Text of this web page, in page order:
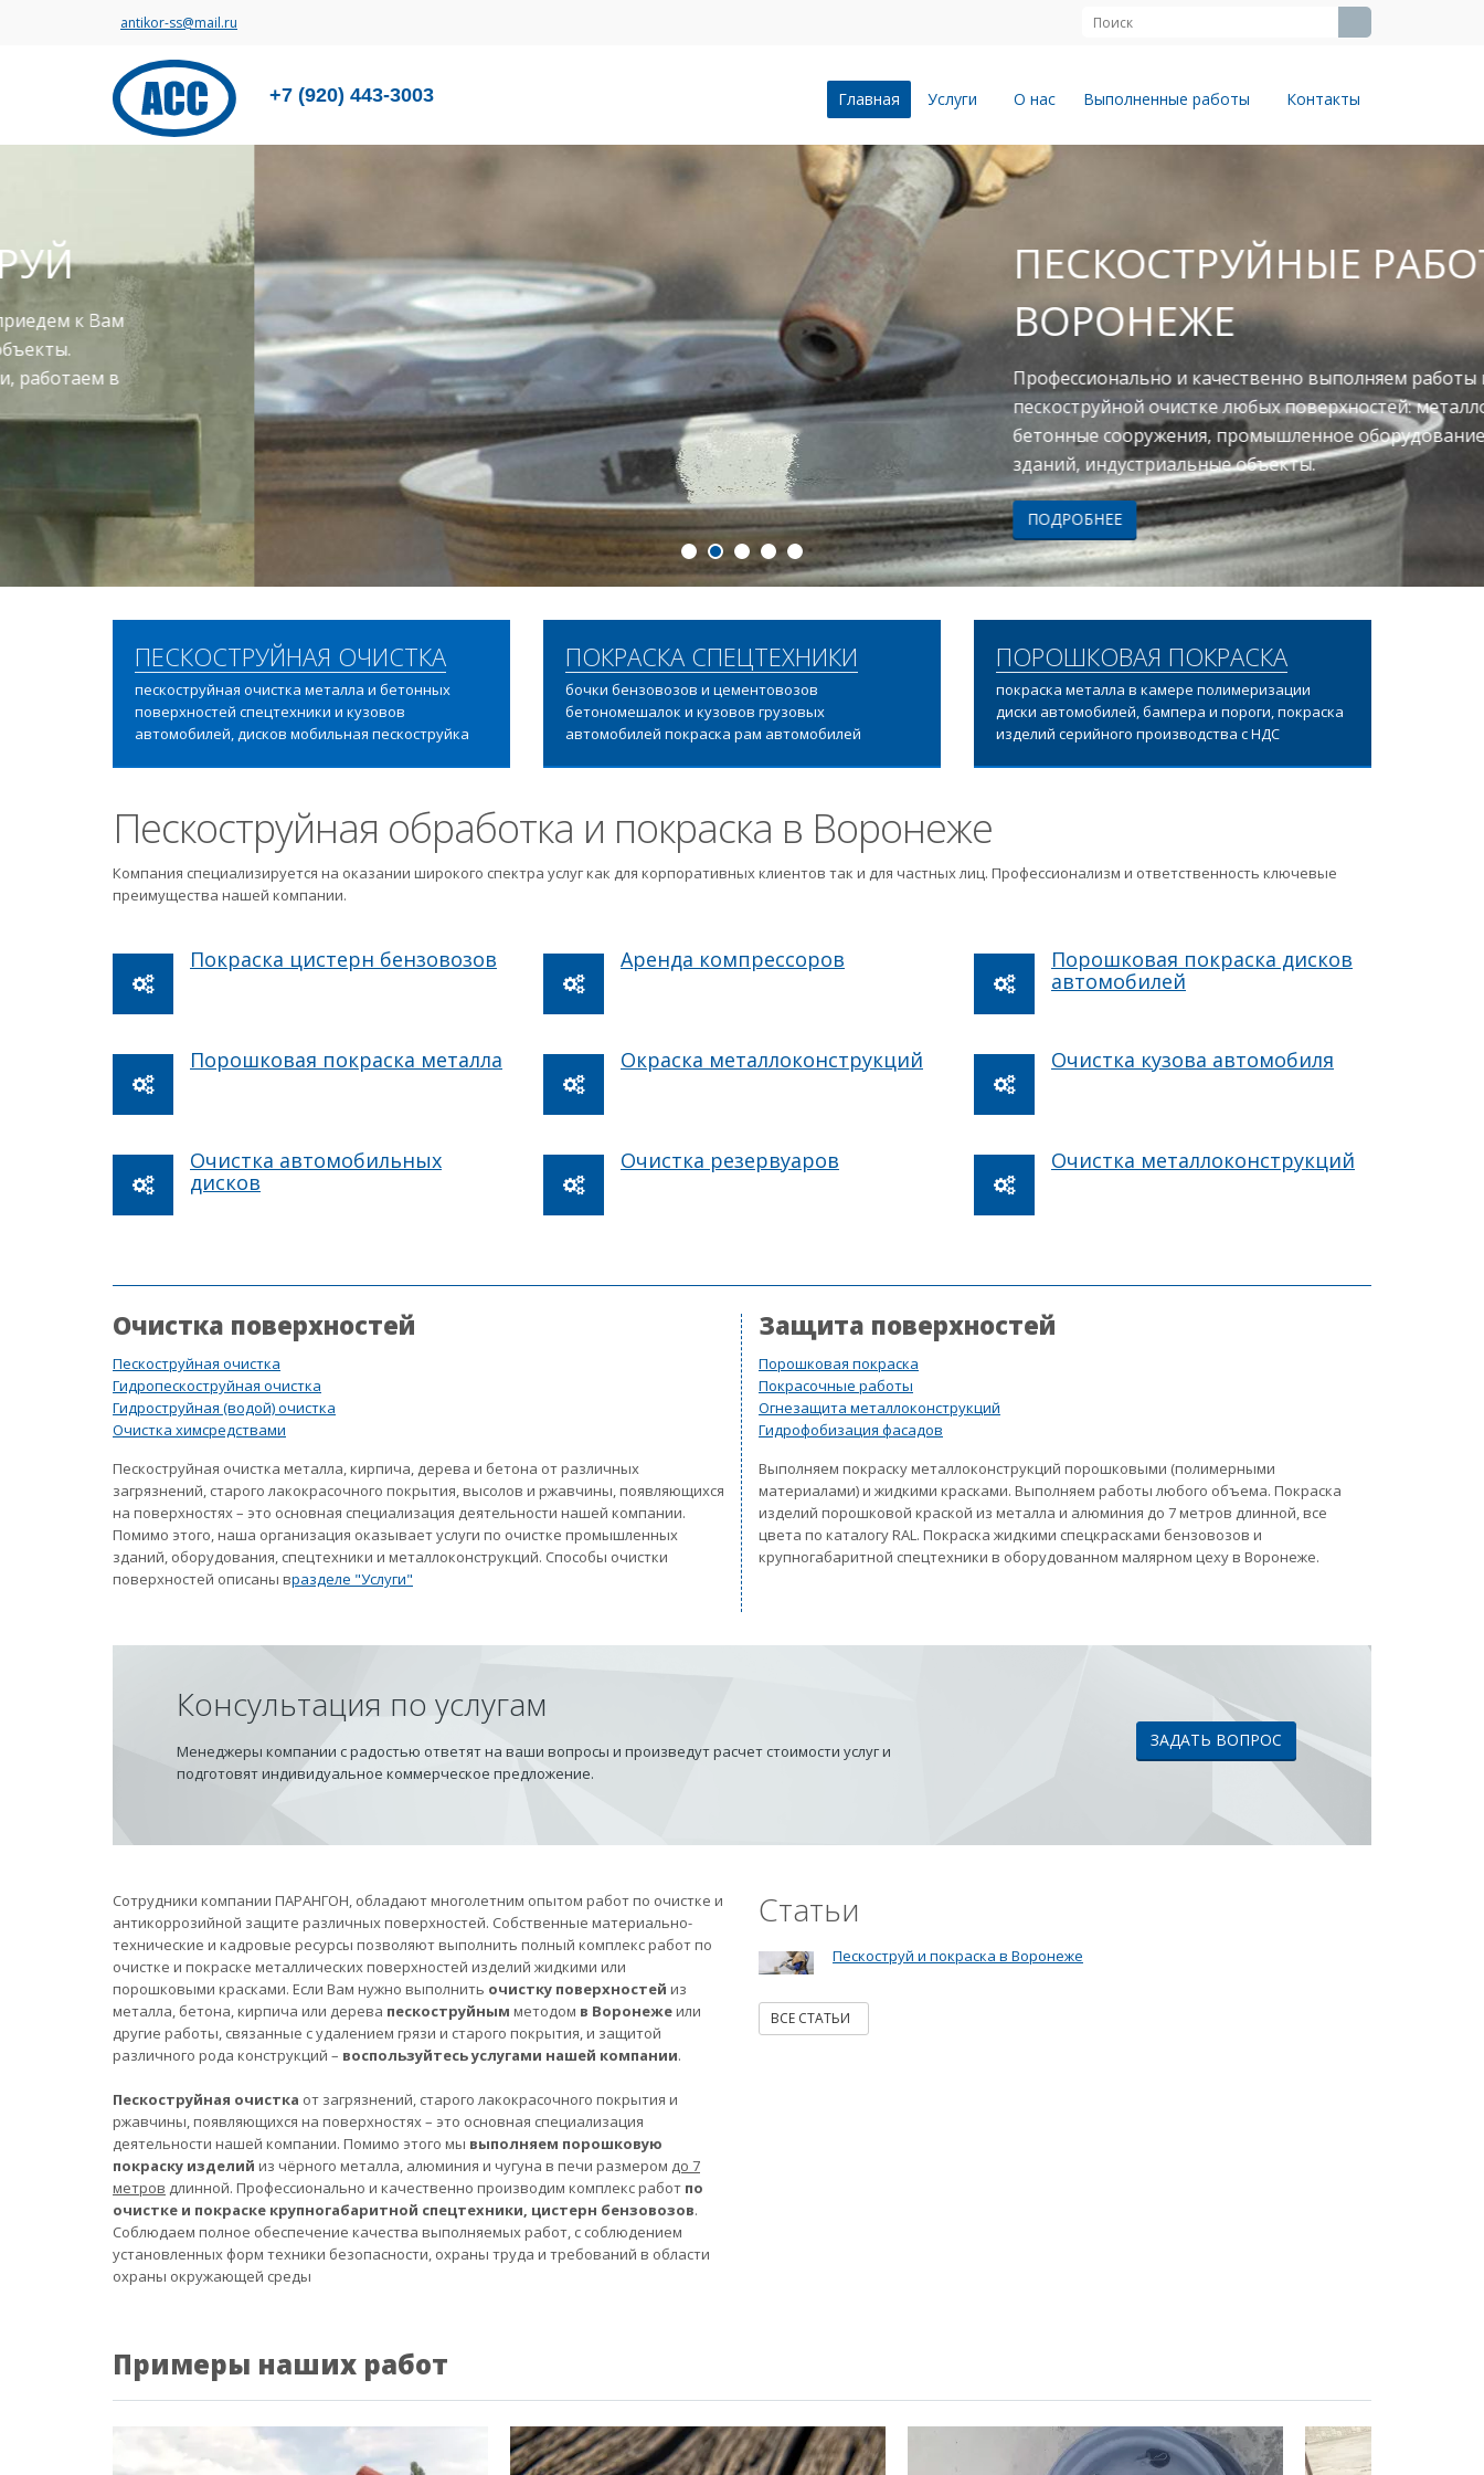
antikor-ss@mail.ru
+7 (920) 443-3003 Главная Услуги О нас Выполненные работы Контакты
ПЕСКОСТРУЙНЫЕ РАБОТЫ В
ВОРОНЕЖЕ
Профессионально и качественно выполняем работы по
пескоструйной очистке любых поверхностей: металлоконструкции,
бетонные сооружения, промышленное оборудование, фасады
зданий, индустриальные объекты.
ПОДРОБНЕЕ
ПЕСКОСТРУЙНАЯ ОЧИСТКА
пескоструйная очистка металла и бетонных
поверхностей спецтехники и кузовов
автомобилей, дисков мобильная пескоструйка
ПОКРАСКА СПЕЦТЕХНИКИ
бочки бензовозов и цементовозов
бетономешалок и кузовов грузовых
автомобилей покраска рам автомобилей
ПОРОШКОВАЯ ПОКРАСКА
покраска металла в камере полимеризации
диски автомобилей, бампера и пороги, покраска
изделий серийного производства с НДС
Пескоструйная обработка и покраска в Воронеже
Компания специализируется на оказании широкого спектра услуг как для корпоративных клиентов так и для частных лиц. Профессионализм и ответственность ключевые
преимущества нашей компании.
Покраска цистерн бензовозов Аренда компрессоров
Порошковая покраска дисков
автомобилей
Порошковая покраска металла Окраска металлоконструкций Очистка кузова автомобиля
Очистка автомобильных
дисков
Очистка резервуаров Очистка металлоконструкций
Очистка поверхностей
Пескоструйная очистка
Гидропескоструйная очистка
Гидроструйная (водой) очистка
Очистка химсредствами
Пескоструйная очистка металла, кирпича, дерева и бетона от различных
загрязнений, старого лакокрасочного покрытия, высолов и ржавчины, появляющихся
на поверхностях – это основная специализация деятельности нашей компании.
Помимо этого, наша организация оказывает услуги по очистке промышленных
зданий, оборудования, спецтехники и металлоконструкций. Способы очистки
поверхностей описаны вразделе "Услуги"
Защита поверхностей
Порошковая покраска
Покрасочные работы
Огнезащита металлоконструкций
Гидрофобизация фасадов
Выполняем покраску металлоконструкций порошковыми (полимерными
материалами) и жидкими красками. Выполняем работы любого объема. Покраска
изделий порошковой краской из металла и алюминия до 7 метров длинной, все
цвета по каталогу RAL. Покраска жидкими спецкрасками бензовозов и
крупногабаритной спецтехники в оборудованном малярном цеху в Воронеже.
Консультация по услугам
Менеджеры компании с радостью ответят на ваши вопросы и произведут расчет стоимости услуг и
подготовят индивидуальное коммерческое предложение.
ЗАДАТЬ ВОПРОС
Сотрудники компании ПАРАНГОН, обладают многолетним опытом работ по очистке и
антикоррозийной защите различных поверхностей. Собственные материально-
технические и кадровые ресурсы позволяют выполнить полный комплекс работ по
очистке и покраске металлических поверхностей изделий жидкими или
порошковыми красками. Если Вам нужно выполнить очистку поверхностей из
металла, бетона, кирпича или дерева пескоструйным методом в Воронежеили
другие работы, связанные с удалением грязи и старого покрытия, и защитой
различного рода конструкций – воспользуйтесь услугами нашей компании.
Пескоструйная очистка от загрязнений, старого лакокрасочного покрытия и
ржавчины, появляющихся на поверхностях – это основная специализация
деятельности нашей компании. Помимо этого мы выполняем порошковую
покраску изделий из чёрного металла, алюминия и чугуна в печи размером до 7
метров длинной. Профессионально и качественно производим комплекс работ по
очистке и покраске крупногабаритной спецтехники, цистерн бензовозов.
Соблюдаем полное обеспечение качества выполняемых работ, с соблюдением
установленных форм техники безопасности, охраны труда и требований в области
охраны окружающей среды
Статьи
Пескоструй и покраска в Воронеже
ВСЕ СТАТЬИ
Примеры наших работ